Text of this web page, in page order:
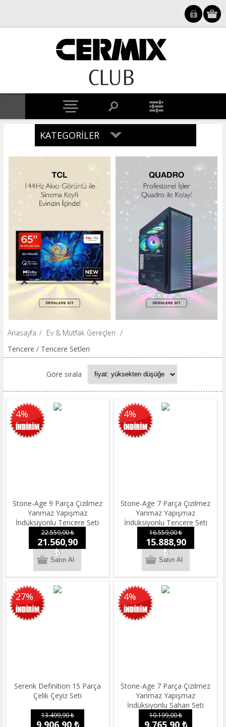
KATEGORILER
Anasayfa / Ev & Mutfak Gereçleri /
Tencere / Tencere Setleri
Göre sırala
4%
Stone-Age 9 Parça Çizilmez
Yanmaz Yapışmaz
İndüksiyonlu Tencere Seti
22.559,00 ₺
21.560,90
₺
4%
Stone-Age 7 Parça Çizilmez
Yanmaz Yapışmaz
İndüksiyonlu Tencere Seti
16.559,00 ₺
15.888,90
₺
27%
Serenk Definition 15 Parça
Çelik Çeyiz Seti
13.499,90 ₺
9.906,90 ₺
4%
Stone-Age 7 Parça Çizilmez
Yanmaz Yapışmaz
İndüksiyonlu Sahan Seti
10.199,00 ₺
9.765,90 ₺